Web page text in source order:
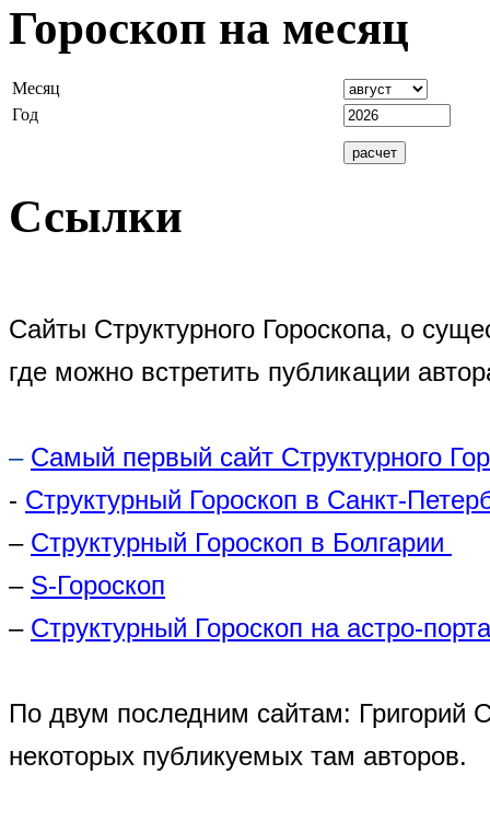
Гороскоп на месяц
Месяц
Год
Ссылки
Сайты Структурного Гороскопа, о
где можно встретить публикации
– Самый первый сайт Структурного
- Структурный Гороскоп в Санкт-
– Структурный Гороскоп в Болгарии
– S-Гороскоп
– Структурный Гороскоп на астро-
По двум последним сайтам: Григорий
некоторых публикуемых там авторов.